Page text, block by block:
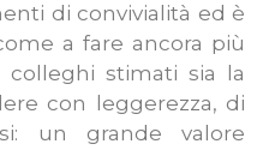
di convivialità ed è
a fare ancora più
stimati sia la
con leggerezza, di
un grande valore